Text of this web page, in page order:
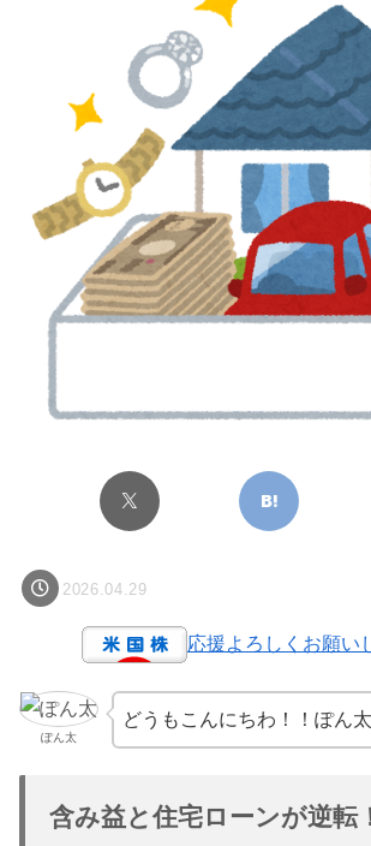
2026.04.29
応援よろしくお願い
ぽん太
どうもこんにちわ！！ぽん太
含み益と住宅ローンが逆転